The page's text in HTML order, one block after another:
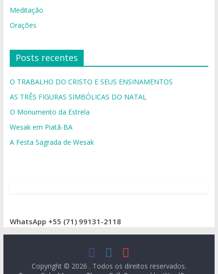
Meditação
Orações
Posts recentes
O TRABALHO DO CRISTO E SEUS ENSINAMENTOS
AS TRÊS FIGURAS SIMBÓLICAS DO NATAL
O Monumento da Estrela
Wesak em Piatã-BA
A Festa Sagrada de Wesak
WhatsApp +55 (71) 99131-2118
Copyright © 2026 . Todos os direitos reservados.